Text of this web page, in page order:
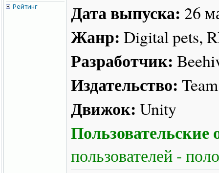
Рейтинг Дата выпуска: 26
Жанр: Digital pets,
Разработчик:
Издательство:
Движок: Unity
Пользовательские
пользователей -